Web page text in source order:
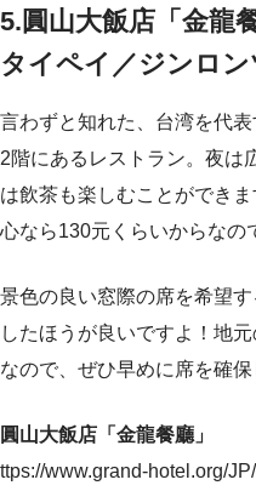
5.圓山大飯店「金龍
タイペイ／ジンロン
言わずと知れた、台湾を代
2階にあるレストラン。夜は
は飲茶も楽しむことができ
心なら130元くらいからなの
景色の良い窓際の席を希望
したほうが良いですよ！地
なので、ぜひ早めに席を確保
圓山大飯店「金龍餐廳」
ttps://www.grand-hotel.org/